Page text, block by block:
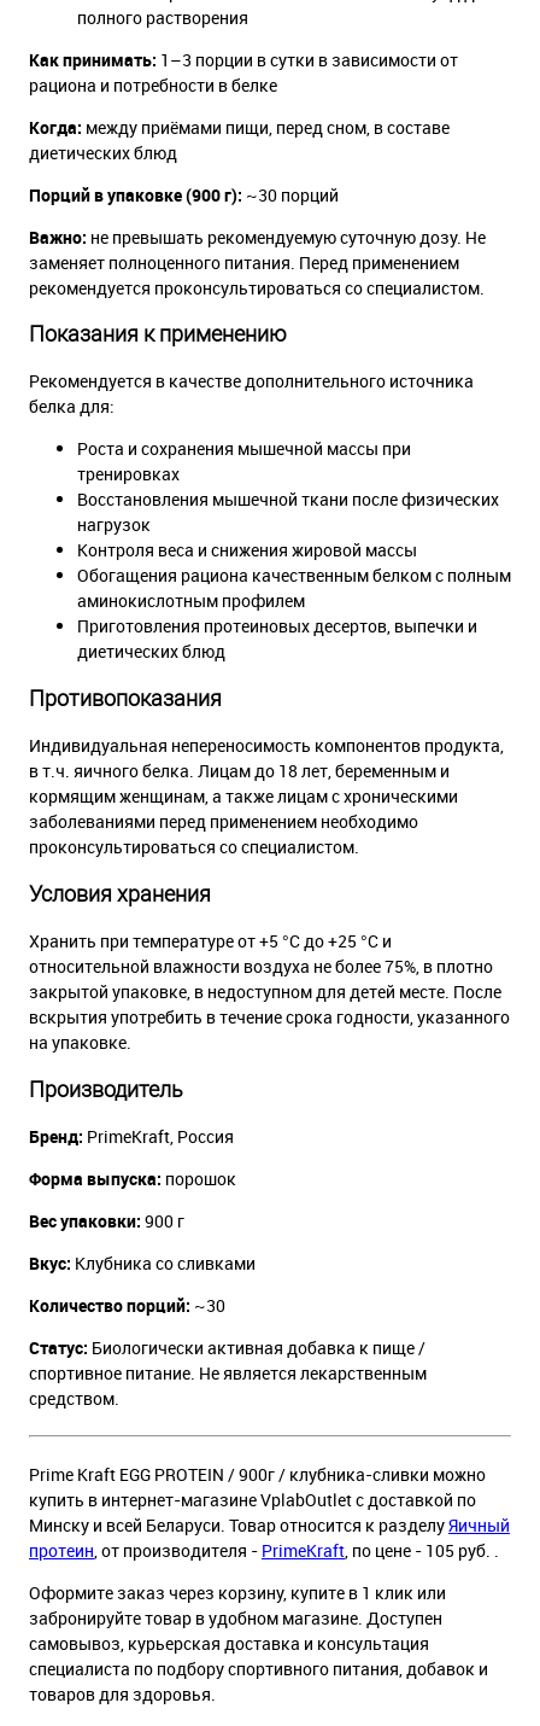
полного растворения
Как принимать: 1–3 порции в сутки в зависимости от
рациона и потребности в белке
Когда: между приёмами пищи, перед сном, в составе
диетических блюд
Порций в упаковке (900 г): ~30 порций
Важно: не превышать рекомендуемую суточную дозу. Не
заменяет полноценного питания. Перед применением
рекомендуется проконсультироваться со специалистом.
Показания к применению
Рекомендуется в качестве дополнительного источника
белка для:
Роста и сохранения мышечной массы при
тренировках
Восстановления мышечной ткани после физических
нагрузок
Контроля веса и снижения жировой массы
Обогащения рациона качественным белком с полным
аминокислотным профилем
Приготовления протеиновых десертов, выпечки и
диетических блюд
Противопоказания
Индивидуальная непереносимость компонентов продукта,
в т.ч. яичного белка. Лицам до 18 лет, беременным и
кормящим женщинам, а также лицам с хроническими
заболеваниями перед применением необходимо
проконсультироваться со специалистом.
Условия хранения
Хранить при температуре от +5 °С до +25 °С и
относительной влажности воздуха не более 75%, в плотно
закрытой упаковке, в недоступном для детей месте. После
вскрытия употребить в течение срока годности, указанного
на упаковке.
Производитель
Бренд: PrimeKraft, Россия
Форма выпуска: порошок
Вес упаковки: 900 г
Вкус: Клубника со сливками
Количество порций: ~30
Статус: Биологически активная добавка к пище /
спортивное питание. Не является лекарственным
средством.
Prime Kraft EGG PROTEIN / 900г / клубника-сливки можно
купить в интернет-магазине VplabOutlet с доставкой по
Минску и всей Беларуси. Товар относится к разделуЯичный
протеин, от производителя - PrimeKraft, по цене - 105 руб. .
Оформите заказ через корзину, купите в 1 клик или
забронируйте товар в удобном магазине. Доступен
самовывоз, курьерская доставка и консультация
специалиста по подбору спортивного питания, добавок и
товаров для здоровья.